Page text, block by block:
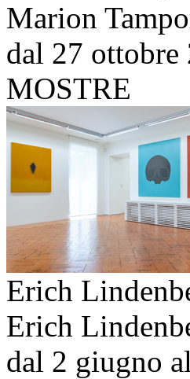
Marion
dal 27 ottobre
MOSTRE
Erich
Erich
dal 2 giugno